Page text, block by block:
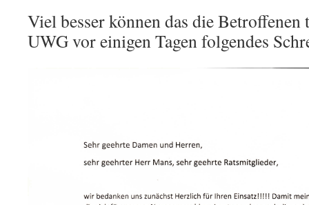
Viel besser können das die
UWG vor einigen Tagen folgendes